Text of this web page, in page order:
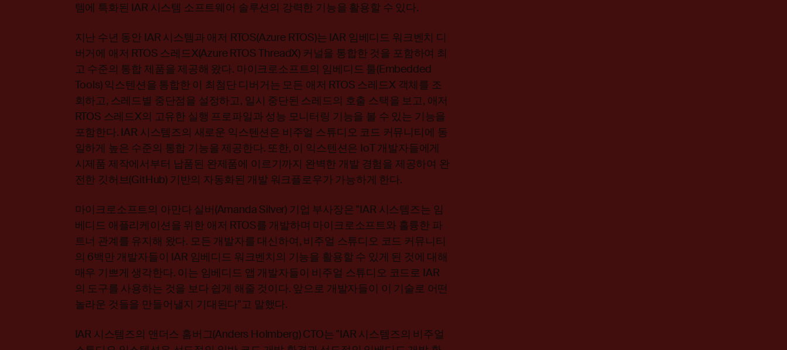
템에 특화된 IAR 시스템 소프트웨어 솔루션의 강력한 기능을 활용할 수 있다.
지난 수년 동안 IAR 시스템과 애저 RTOS(Azure RTOS)는 IAR 임베디드 워크벤치 디
버거에 애저 RTOS 스레드X(Azure RTOS ThreadX) 커널을 통합한 것을 포함하여 최
고 수준의 통합 제품을 제공해 왔다. 마이크로소프트의 임베디드 툴(Embedded
Tools) 익스텐션을 통합한 이 최첨단 디버거는 모든 애저 RTOS 스레드X 객체를 조
회하고, 스레드별 중단점을 설정하고, 일시 중단된 스레드의 호출 스택을 보고, 애저
RTOS 스레드X의 고유한 실행 프로파일과 성능 모니터링 기능을 볼 수 있는 기능을
포함한다. IAR 시스템즈의 새로운 익스텐션은 비주얼 스튜디오 코드 커뮤니티에 동
일하게 높은 수준의 통합 기능을 제공한다. 또한, 이 익스텐션은 IoT 개발자들에게
시제품 제작에서부터 납품된 완제품에 이르기까지 완벽한 개발 경험을 제공하여 완
전한 깃허브(GitHub) 기반의 자동화된 개발 워크플로우가 가능하게 한다.
마이크로소프트의 아만다 실버(Amanda Silver) 기업 부사장은 "IAR 시스템즈는 임
베디드 애플리케이션을 위한 애저 RTOS를 개발하며 마이크로소프트와 훌륭한 파
트너 관계를 유지해 왔다. 모든 개발자를 대신하여, 비주얼 스튜디오 코드 커뮤니티
의 6백만 개발자들이 IAR 임베디드 워크벤치의 기능을 활용할 수 있게 된 것에 대해
매우 기쁘게 생각한다. 이는 임베디드 앱 개발자들이 비주얼 스튜디오 코드로 IAR
의 도구를 사용하는 것을 보다 쉽게 해줄 것이다. 앞으로 개발자들이 이 기술로 어떤
놀라운 것들을 만들어낼지 기대된다"고 말했다.
IAR 시스템즈의 앤더스 홈버그(Anders Holmberg) CTO는 "IAR 시스템즈의 비주얼